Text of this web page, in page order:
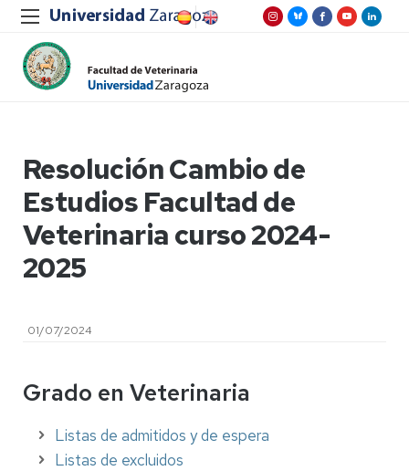
Resolución Cambio de
Estudios Facultad de
Veterinaria curso 2024-
2025
01/07/2024
Grado en Veterinaria
Listas de admitidos y de espera
Listas de excluidos